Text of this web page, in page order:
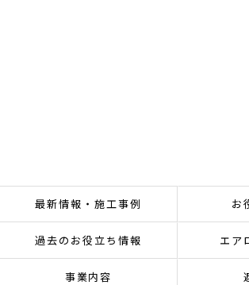
最新情報・施工事例 お
過去のお役立ち情報 エア
事業内容